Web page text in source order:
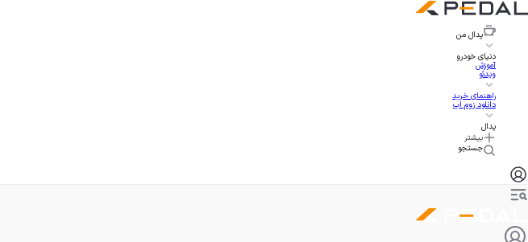
پدال من
دنیای خودرو
آموزش
ویدئو
راهنمای خرید
دانلود زوم اپ
پدال
بیشتر
جستجو